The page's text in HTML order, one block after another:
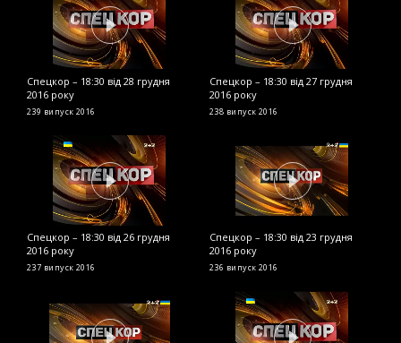
Спецкор – 18:30 від 28 грудня
2016 року
239 випуск 2016
Спецкор – 18:30 від 27 грудня
2016 року
238 випуск 2016
Спецкор – 18:30 від 26 грудня
2016 року
237 випуск 2016
Спецкор – 18:30 від 23 грудня
2016 року
236 випуск 2016